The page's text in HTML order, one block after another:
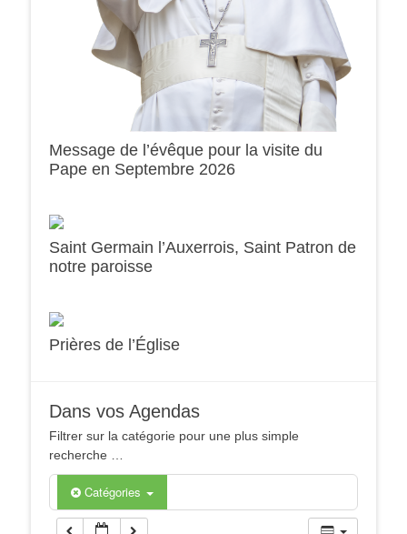
Message de l’évêque pour la visite du
Pape en Septembre 2026
Saint Germain l’Auxerrois, Saint Patron de
notre paroisse
Prières de l’Église
Dans vos Agendas
Filtrer sur la catégorie pour une plus simple
recherche …
Catégories
0h00
1h00
2h00
3h00
5h00
6h00